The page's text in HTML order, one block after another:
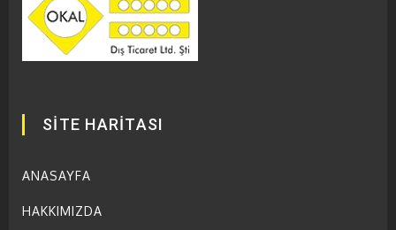
SİTE HARİTASI
ANASAYFA
HAKKIMIZDA